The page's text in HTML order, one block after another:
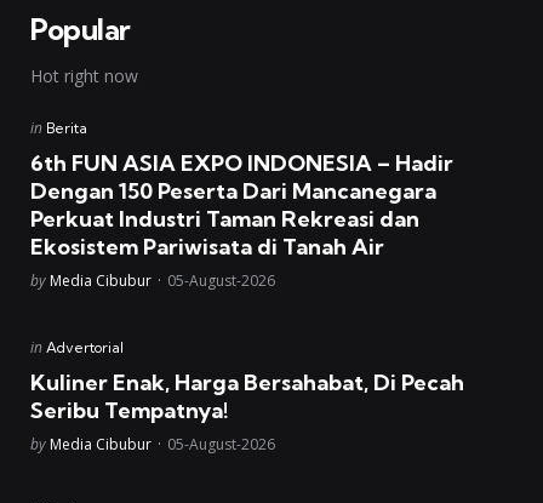
Popular
Hot right now
Posted
in Berita
6th FUN ASIA EXPO INDONESIA – Hadir
Dengan 150 Peserta Dari Mancanegara
Perkuat Industri Taman Rekreasi dan
Ekosistem Pariwisata di Tanah Air
Posted
by Media Cibubur 05-August-2026
Posted
in Advertorial
Kuliner Enak, Harga Bersahabat, Di Pecah
Seribu Tempatnya!
Posted
by Media Cibubur 05-August-2026